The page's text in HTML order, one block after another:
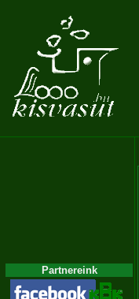
Partnereink